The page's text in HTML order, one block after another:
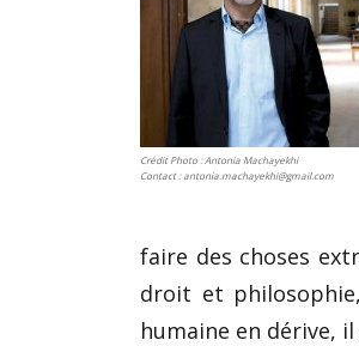
Crédit Photo : Antonia Machayekhi
Contact : antonia.machayekhi@gmail.com
faire des choses
droit et
humaine en dérive, il